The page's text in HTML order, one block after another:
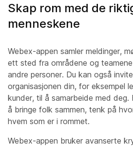
Skap rom med de
menneskene
Webex-appen samler meldinger,
ett sted fra områdene og
andre personer. Du kan også
organisasjonen din, for eksempel
kunder, til å samarbeide med
å bringe folk sammen, tenk på
hvem som er i rommet.
Webex-appen bruker avanserte